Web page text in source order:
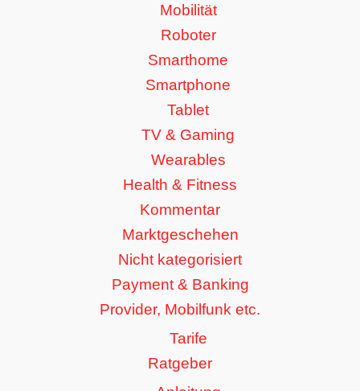
Mobilität
Roboter
Smarthome
Smartphone
Tablet
TV & Gaming
Wearables
Health & Fitness
Kommentar
Marktgeschehen
Nicht kategorisiert
Payment & Banking
Provider, Mobilfunk etc.
Tarife
Ratgeber